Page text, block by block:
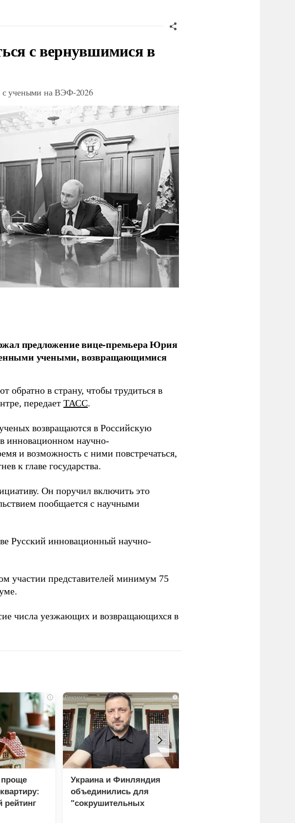
с вернувшимися в
с учеными на ВЭФ-2026
предложение вице-премьера Юрия
учеными, возвращающимися
обратно в страну, чтобы трудиться в
передает ТАСС.
возвращаются в Российскую
инновационном научно-
и возможность с ними повстречаться,
к главе государства.
Он поручил включить это
пообщается с научными
Русский инновационный научно-
участии представителей минимум 75
числа уезжающих и возвращающихся в
i
проще
i
Украина и Финляндия
объединились для
"сокрушительных